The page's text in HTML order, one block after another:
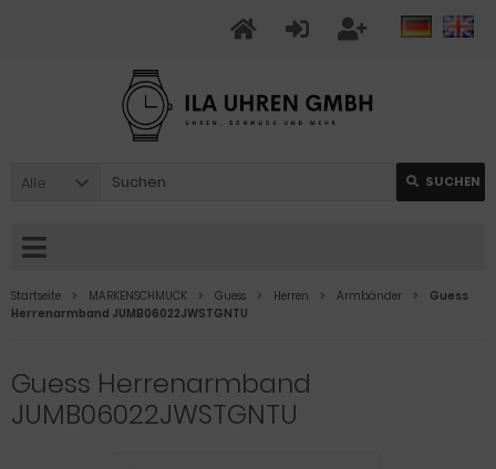
Alle SUCHEN
Startseite MARKENSCHMUCK Guess Herren Armbänder
Guess
Herrenarmband JUMB06022JWSTGNTU
Guess Herrenarmband
JUMB06022JWSTGNTU